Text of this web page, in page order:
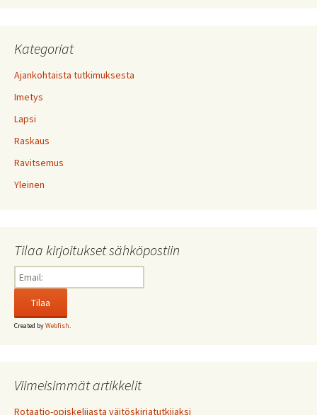
Kategoriat
Ajankohtaista tutkimuksesta
Imetys
Lapsi
Raskaus
Ravitsemus
Yleinen
Tilaa kirjoitukset sähköpostiin
Created byWebfish.
Viimeisimmät artikkelit
Rotaatio-opiskelijasta väitöskirjatutkijaksi